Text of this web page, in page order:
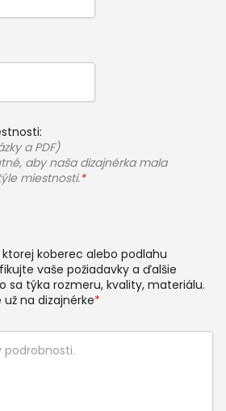
a PDF)
aby naša dizajnérka mala
miestnosti.*
koberec alebo podlahu
vaše požiadavky a ďalšie
sa týka rozmeru, kvality, materiálu.
na dizajnérke*